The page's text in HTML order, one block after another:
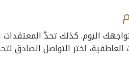
اليوم. كذلك تحدَّ
العاطفية، اختر التواصل